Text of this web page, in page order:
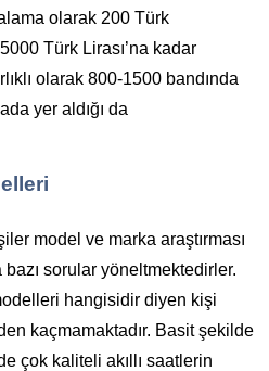
olarak 200 Türk
Türk Lirası’na kadar
olarak 800-1500 bandında
yer aldığı da
model ve marka araştırması
sorular yöneltmektedirler.
hangisidir diyen kişi
kaçmamaktadır. Basit şekilde
çok kaliteli akıllı saatlerin